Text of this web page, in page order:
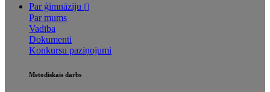
Par ģimnāziju
Par mums
Vadība
Dokumenti
Konkursu paziņojumi
Metodiskais darbs